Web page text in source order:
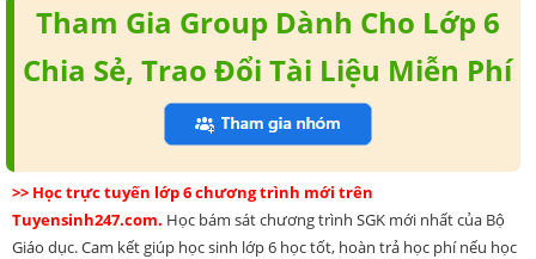
Tham Gia Group Dành Cho Lớp 6
Chia Sẻ, Trao Đổi Tài Liệu Miễn Phí
>> Học trực tuyến lớp 6 chương trình mới trên
Tuyensinh247.com. Học bám sát chương trình SGK mới nhất của Bộ
Giáo dục. Cam kết giúp học sinh lớp 6 học tốt, hoàn trả học phí nếu học